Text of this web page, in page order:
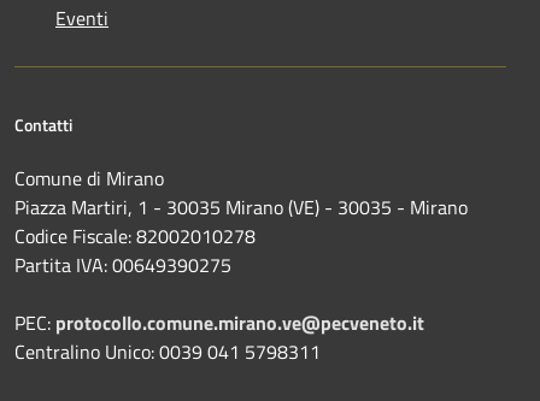
Eventi
Contatti
Comune di Mirano
Piazza Martiri, 1 - 30035 Mirano (VE) - 30035 - Mirano
Codice Fiscale: 82002010278
Partita IVA: 00649390275
PEC: protocollo.comune.mirano.ve@pecveneto.it
Centralino Unico: 0039 041 5798311